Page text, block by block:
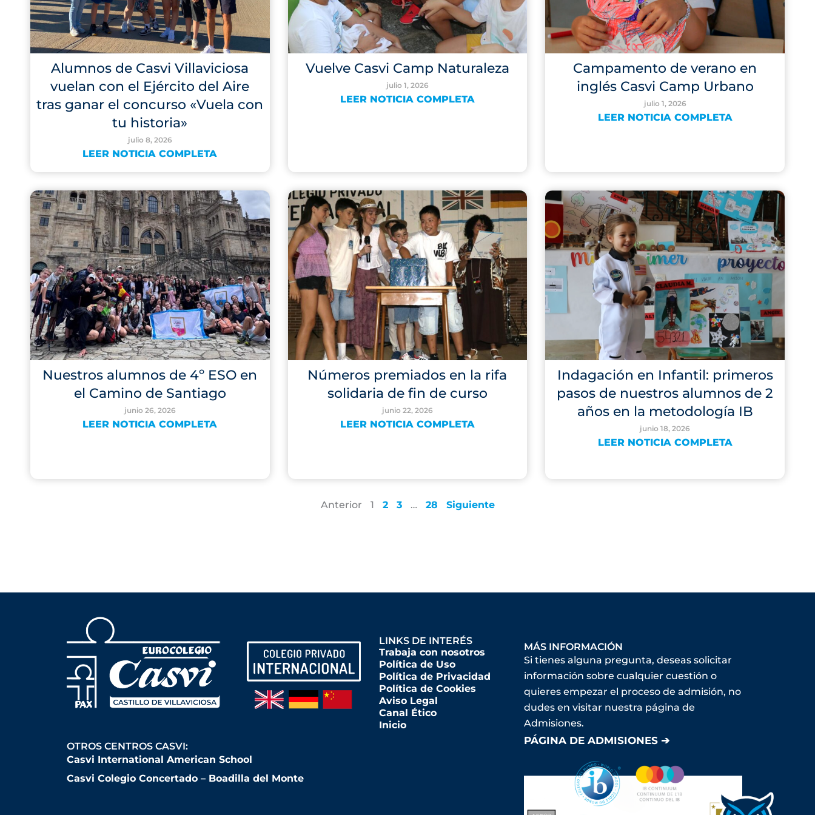
Alumnos de Casvi Villaviciosa
vuelan con el Ejército del Aire
tras ganar el concurso «Vuela con
tu historia»
julio 8, 2026
LEER NOTICIA COMPLETA
Vuelve Casvi Camp Naturaleza
julio 1, 2026
LEER NOTICIA COMPLETA
Campamento de verano en
inglés Casvi Camp Urbano
julio 1, 2026
LEER NOTICIA COMPLETA
Nuestros alumnos de 4º ESO en
el Camino de Santiago
junio 26, 2026
LEER NOTICIA COMPLETA
Números premiados en la rifa
solidaria de fin de curso
junio 22, 2026
LEER NOTICIA COMPLETA
Indagación en Infantil: primeros
pasos de nuestros alumnos de 2
años en la metodología IB
junio 18, 2026
LEER NOTICIA COMPLETA
Anterior 1 2 3 … 28 Siguiente
OTROS CENTROS CASVI:
Casvi International American School
Casvi Colegio Concertado – Boadilla del Monte
LINKS DE INTERÉS
Trabaja con nosotros
Política de Uso
Política de Privacidad
Política de Cookies
Aviso Legal
Canal Ético
Inicio
MÁS INFORMACIÓN
Si tienes alguna pregunta, deseas solicitar
información sobre cualquier cuestión o
quieres empezar el proceso de admisión, no
dudes en visitar nuestra página de
Admisiones.
PÁGINA DE ADMISIONES ➔